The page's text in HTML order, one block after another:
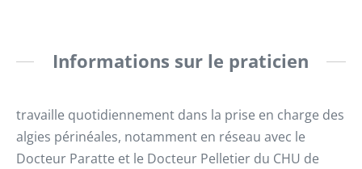
Informations sur le praticien
travaille quotidiennement dans la prise en charge des
algies périnéales, notamment en réseau avec le
Docteur Paratte et le Docteur Pelletier du CHU de